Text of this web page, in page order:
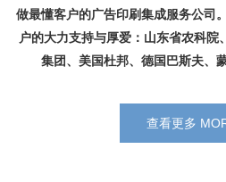
做最懂客户的广告印刷集成服务公司
户的大力支持与厚爱：山东省农科院
集团、美国杜邦、德国巴斯夫、
查看更多